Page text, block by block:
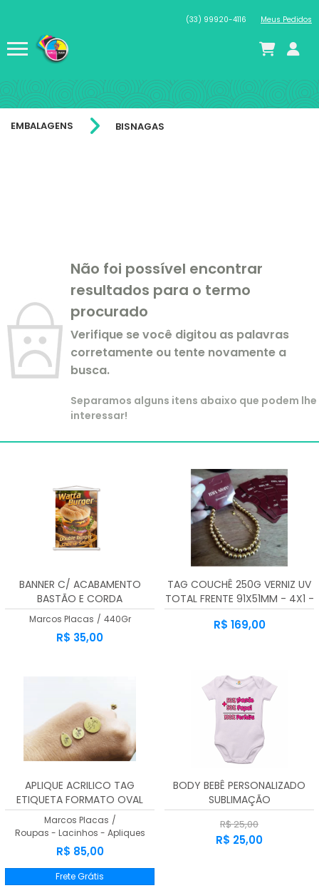
(33) 99920-4116 Meus Pedidos
EMBALAGENS BISNAGAS
Não foi possível encontrar
resultados para o termo
procurado
Verifique se você digitou as palavras
corretamente ou tente novamente a
busca.
Separamos alguns itens abaixo que podem lhe
interessar!
BANNER C/ ACABAMENTO
BASTÃO E CORDA
Marcos Placas / 440Gr
R$ 35,00
TAG COUCHÊ 250G VERNIZ UV
TOTAL FRENTE 91X51MM - 4X1 -
1000unid
R$ 169,00
APLIQUE ACRILICO TAG
ETIQUETA FORMATO OVAL
3,00 cms x 1,0 cms 100
Unidades
Marcos Placas /
Roupas - Lacinhos - Apliques
R$ 85,00
Frete Grátis
BODY BEBÊ PERSONALIZADO
SUBLIMAÇÃO
R$ 25,00
R$ 25,00